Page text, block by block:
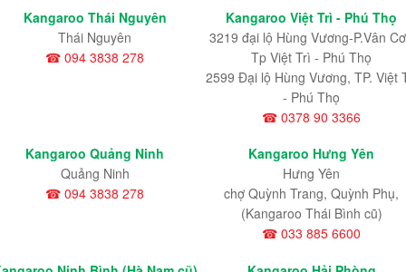
Kangaroo Thái Nguyên
Thái Nguyên
☎ 094 3838 278
Kangaroo Việt Trì - Phú Thọ
3219 đại lộ Hùng Vương-P.Vân
Tp Việt Trì - Phú Thọ
2599 Đại lộ Hùng Vương, TP. Việt
- Phú Thọ
☎ 0378 90 3366
Kangaroo Quảng Ninh
Quảng Ninh
☎ 094 3838 278
Kangaroo Hưng Yên
Hưng Yên
chợ Quỳnh Trang, Quỳnh Phụ,
(Kangaroo Thái Bình cũ)
☎ 033 885 6600